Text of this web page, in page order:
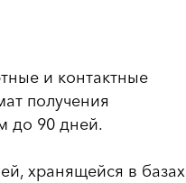
и контактные
получения
до 90 дней.
хранящейся в базах